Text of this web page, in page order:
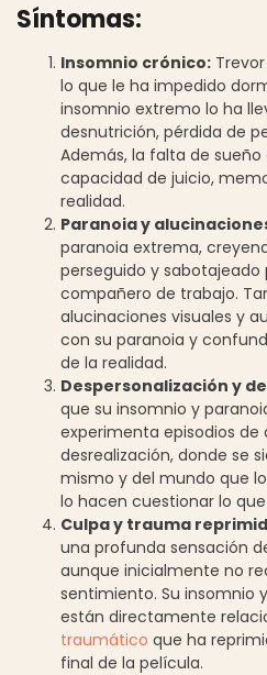
Síntomas:
Insomnio crónico:
lo que le ha impedido
insomnio extremo lo ha
desnutrición, pérdida de
Además, la falta de
capacidad de juicio,
realidad.
Paranoia y
paranoia extrema,
perseguido y sabotajeado
compañero de trabajo.
alucinaciones visuales y
con su paranoia y
de la realidad.
Despersonalización y
que su insomnio y
experimenta episodios de
desrealización, donde se
mismo y del mundo que
lo hacen cuestionar lo
Culpa y trauma
una profunda sensación
aunque inicialmente no
sentimiento. Su insomnio
están directamente
traumático que ha
final de la película.